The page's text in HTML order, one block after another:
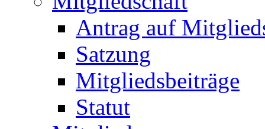
Antrag auf
Satzung
Mitgliedsbeiträge
Statut